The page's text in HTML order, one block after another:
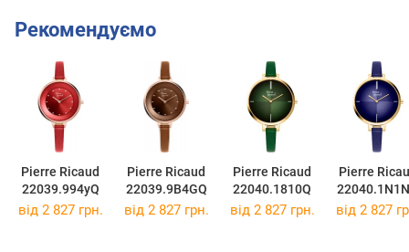
Рекомендуємо
Pierre Ricaud
22039.994yQ
Pierre Ricaud
22039.9B4GQ
Pierre Ricaud
22040.1810Q
Pierre
від 2 827 грн. від 2 827 грн. від 2 827 грн. від 2 827